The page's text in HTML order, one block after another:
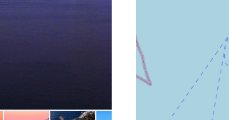
ΣΚΑΡΟΣ - ΗΜΕΡΟΒΙΓΛΙ